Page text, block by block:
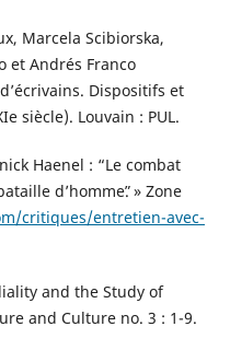
Marcela Scibiorska,
et Andrés Franco
Dispositifs et
siècle). Louvain : PUL.
Haenel : “Le combat
d’hommeˮ. » Zone
critiques/entretien-avec-
and the Study of
and Culture no. 3 : 1-9.